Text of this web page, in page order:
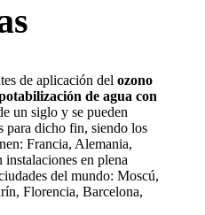
de aplicación del ozono
de agua con
un siglo y se pueden
para dicho fin, siendo los
Francia, Alemania,
en plena
del mundo: Moscú,
Florencia, Barcelona,